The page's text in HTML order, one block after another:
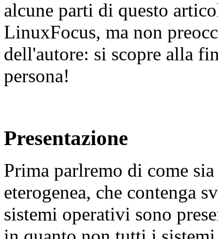
alcune parti di questo
LinuxFocus, ma non
dell'autore: si scopre alla
persona!
Presentazione
Prima parlremo di come
eterogenea, che contenga
sistemi operativi sono